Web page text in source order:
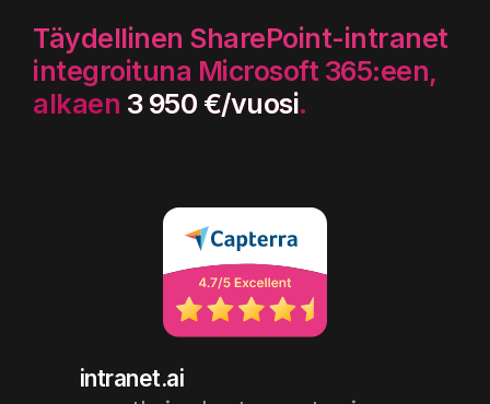
Täydellinen SharePoint-intranet
integroituna Microsoft 365:een,
alkaen 3 950 €/vuosi.
intranet.ai